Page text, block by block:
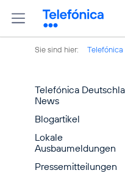
Sie sind hier:
Telefónica
News
Blogartikel
Lokale
Ausbaumeldungen
Pressemitteilungen